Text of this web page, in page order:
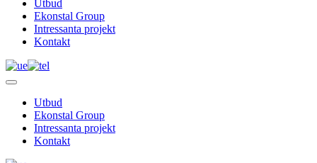
Utbud
Ekonstal Group
Intressanta projekt
Kontakt
Utbud
Ekonstal Group
Intressanta projekt
Kontakt